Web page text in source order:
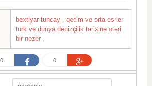
bextiyar tuncay
qedim ve orta esrler
turk ve dunya denizçilik tarixine öteri
bir nezer
0 0